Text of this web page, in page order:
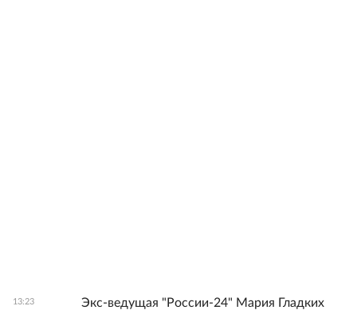
13:23
Экс-ведущая "России-24" Мария Гладких